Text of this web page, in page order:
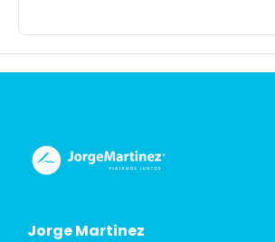
Jorge Martinez